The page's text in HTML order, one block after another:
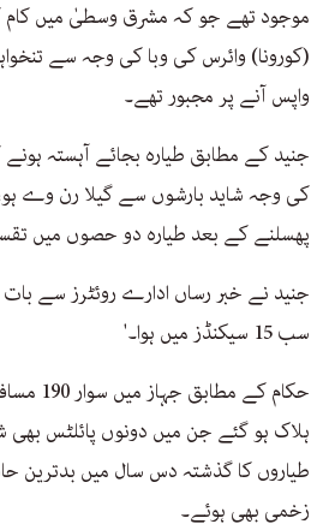
موجود تھے جو کہ مشرق وسطیٰ میں کام
(کورونا) وائرس کی وبا کی وجہ سے
واپس آنے پر مجبور تھے۔
جنید کے مطابق طیارہ بجائے آہستہ
کی وجہ شاید بارشوں سے گیلا رن وے
پھسلنے کے بعد طیارہ دو حصوں میں
جنید نے خبر رساں ادارے روئٹرز سے بات
سب 15 سیکنڈز میں ہوا۔'
ہلاک ہو گئے جن میں دونوں پائلٹس بھی
زخمی بھی ہوئے۔